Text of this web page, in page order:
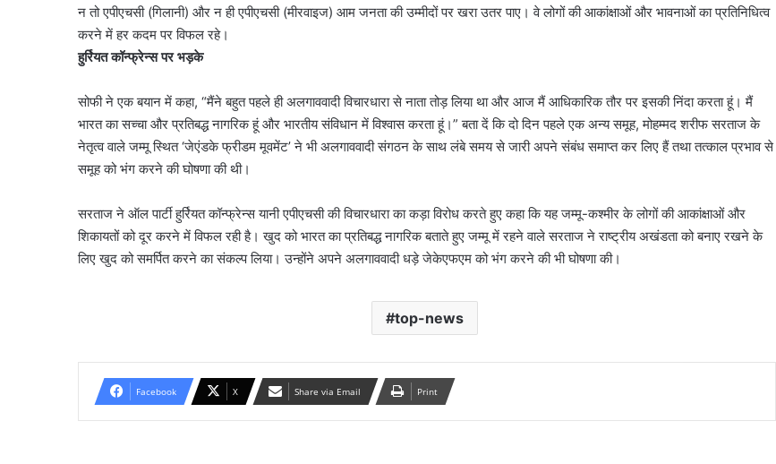
न तो एपीएचसी (गिलानी) और न ही एपीएचसी (मीरवाइज) आम जनता की उम्मीदों पर खरा उतर पाए। वे लोगों की आकांक्षाओं और भावनाओं का प्रतिनिधित्व
करने में हर कदम पर विफल रहे।
हुर्रियत कॉन्फ्रेन्स पर भड़के
सोफी ने एक बयान में कहा, “मैंने बहुत पहले ही अलगाववादी विचारधारा से नाता तोड़ लिया था और आज मैं आधिकारिक तौर पर इसकी निंदा करता हूं। मैं
भारत का सच्चा और प्रतिबद्ध नागरिक हूं और भारतीय संविधान में विश्वास करता हूं।” बता दें कि दो दिन पहले एक अन्य समूह, मोहम्मद शरीफ सरताज के
नेतृत्व वाले जम्मू स्थित ‘जेएंडके फ्रीडम मूवमेंट’ ने भी अलगाववादी संगठन के साथ लंबे समय से जारी अपने संबंध समाप्त कर लिए हैं तथा तत्काल प्रभाव से
समूह को भंग करने की घोषणा की थी।
सरताज ने ऑल पार्टी हुर्रियत कॉन्फ्रेन्स यानी एपीएचसी की विचारधारा का कड़ा विरोध करते हुए कहा कि यह जम्मू-कश्मीर के लोगों की आकांक्षाओं और
शिकायतों को दूर करने में विफल रही है। खुद को भारत का प्रतिबद्ध नागरिक बताते हुए जम्मू में रहने वाले सरताज ने राष्ट्रीय अखंडता को बनाए रखने के
लिए खुद को समर्पित करने का संकल्प लिया। उन्होंने अपने अलगाववादी धड़े जेकेएफएम को भंग करने की भी घोषणा की।
top-news
Facebook X Share via Email Print